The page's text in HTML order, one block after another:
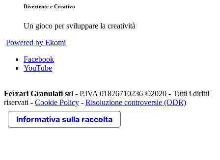
Divertente e Creativo
Un gioco per sviluppare la creatività
Powered by Ekomi
Facebook
YouTube
Ferrari Granulati srl - P.IVA 01826710236 ©2020 - Tutti i diritti
riservati - Cookie Policy - Risoluzione controversie (ODR)
Informativa sulla raccolta